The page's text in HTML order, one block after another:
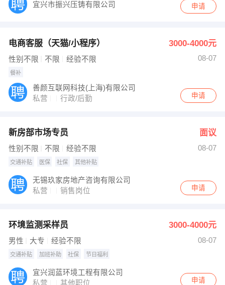
宜兴市振兴压铸有限公司 申请
电商客服（天猫/小程序） 3000-4000元
性别不限 不限 经验不限 08-07
餐补
善颜互联网科技(上海)有限公司
私营
行政/后勤 申请
新房部市场专员 面议
性别不限 不限 经验不限 08-07
交通补贴 医保 社保 其他补贴
无锡玖家房地产咨询有限公司
私营
销售岗位 申请
环境监测采样员 3000-4000元
男性 大专 经验不限 08-07
交通补贴 加班补助 社保 节日福利
宜兴润蓝环境工程有限公司
私营
其他职位 申请